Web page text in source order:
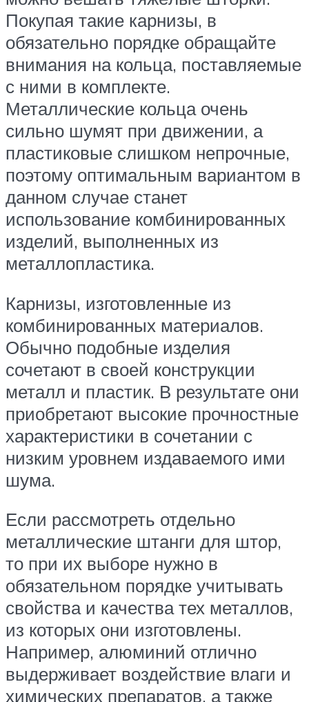
Покупая такие карнизы, в
обязательно порядке обращайте
внимания на кольца, поставляемые
с ними в комплекте.
Металлические кольца очень
сильно шумят при движении, а
пластиковые слишком непрочные,
поэтому оптимальным вариантом в
данном случае станет
использование комбинированных
изделий, выполненных из
металлопластика.
Карнизы, изготовленные из
комбинированных материалов.
Обычно подобные изделия
сочетают в своей конструкции
металл и пластик. В результате они
приобретают высокие прочностные
характеристики в сочетании с
низким уровнем издаваемого ими
шума.
Если рассмотреть отдельно
металлические штанги для штор,
то при их выборе нужно в
обязательном порядке учитывать
свойства и качества тех металлов,
из которых они изготовлены.
Например, алюминий отлично
выдерживает воздействие влаги и
химических препаратов, а также